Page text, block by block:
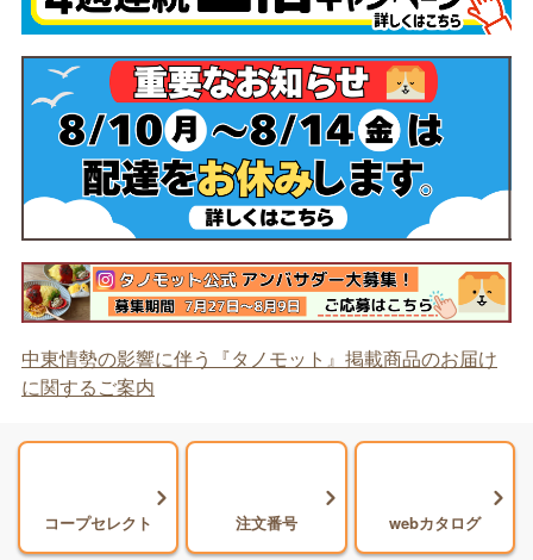
中東情勢の影響に伴う『タノモット』掲載商品のお届け
に関するご案内
コープセレクト 注文番号 webカタログ